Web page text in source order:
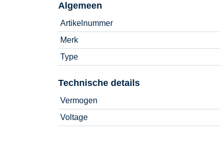
Algemeen
Artikelnummer
Merk
Type
Technische details
Vermogen
Voltage